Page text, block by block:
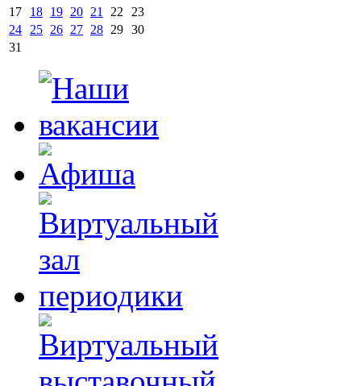
17
18 19 20 21 22
23
24
25 26 27 28 29 30
31